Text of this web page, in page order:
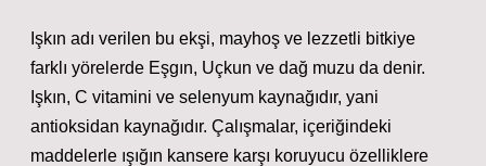
Işkın adı verilen bu ekşi, mayhoş ve lezzetli bitkiye
farklı yörelerde Eşgın, Uçkun ve dağ muzu da denir.
Işkın, C vitamini ve selenyum kaynağıdır, yani
antioksidan kaynağıdır. Çalışmalar, içeriğindeki
maddelerle ışığın kansere karşı koruyucu özelliklere